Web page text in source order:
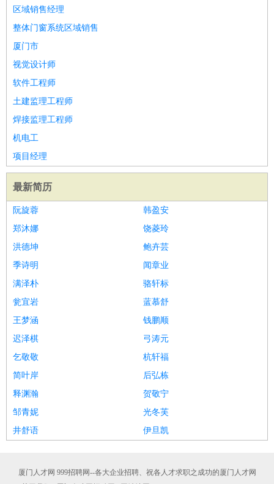
区域销售经理
整体门窗系统区域销售
厦门市
视觉设计师
软件工程师
土建监理工程师
焊接监理工程师
机电工
项目经理
最新简历
阮旋蓉
韩盈安
郑沐娜
饶菱玲
洪德坤
鲍卉芸
季诗明
闻章业
满泽朴
骆轩标
瓮宜岩
蓝慕舒
王梦涵
钱鹏顺
迟泽棋
弓涛元
乞敬敬
杭轩福
简叶岸
后弘栋
释渊瀚
贺敬宁
邹青妮
光冬芙
井舒语
伊旦凯
厦门人才网 999招聘网--各大企业招聘、祝各人才求职之成功的厦门人才网